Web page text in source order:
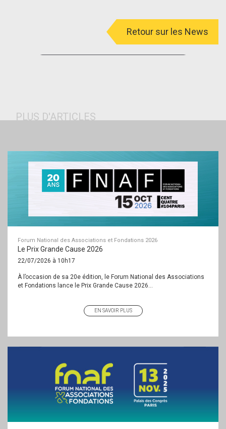
Retour sur les News
PLUS D'ARTICLES
Forum National des Associations et Fondations 2026
Le Prix Grande Cause 2026
22/07/2026 à 10h17
À l’occasion de sa 20e édition, le Forum National des Associations
et Fondations lance le Prix Grande Cause 2026...
EN SAVOIR PLUS